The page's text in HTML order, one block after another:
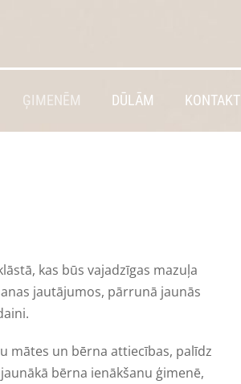
ĢIMENĒM DŪLĀM KONTAKTI
kas būs vajadzīgas mazuļa
jautājumos, pārrunā jaunās
mātes un bērna attiecības, palīdz
bērna ienākšanu ģimenē,